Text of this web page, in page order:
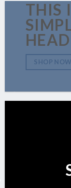
THIS
SHOP NOW